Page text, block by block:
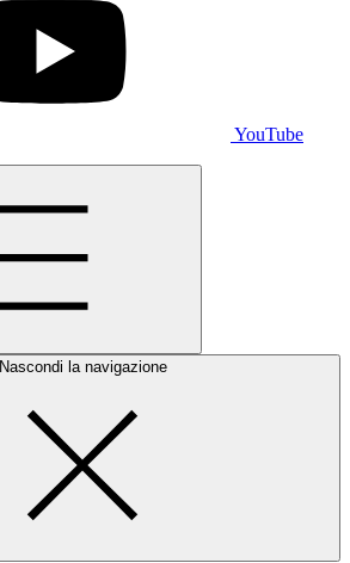
YouTube
Nascondi la navigazione